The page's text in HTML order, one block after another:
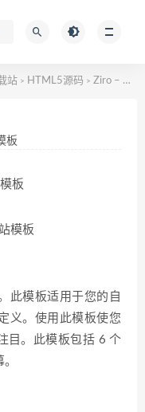
站 > HTML5源码 > Ziro – 自由职业者开发者HTML网站模板
板
板
此模板适用于您的自
义。使用此模板使您
目。此模板包括 6 个